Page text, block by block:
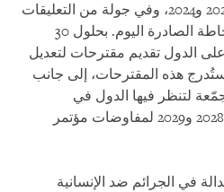
للجنة السادسة في عامي 2023 و2024، وفي جولة من التعليقات
المكتوبة، وتناولتها ورقة الإحاطة الصادرة اليوم. بحلول 30
سيتعين على الدول تقديم مقترحات لتعديل
المواد لعام 2019. وستُدرج هذه المقترحات، إلى جانب
لتنظر فيها الدول في
الاجتماعات المقررة لعامي 2028 و2029 لمفاوضات مؤتمر
في الجرائم ضد الإنسانية